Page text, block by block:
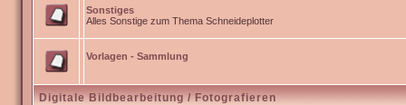
Sonstiges
Alles Sonstige zum Thema Schneideplotter
Vorlagen - Sammlung
Digitale Bildbearbeitung / Fotografieren